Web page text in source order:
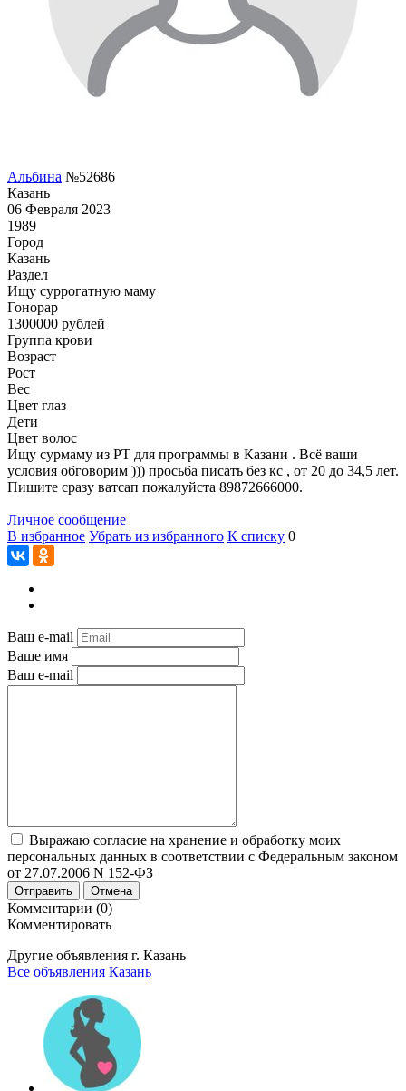
Альбина №52686
Казань
06 Февраля 2023
1989
Город
Казань
Раздел
Ищу суррогатную маму
Гонoрар
1300000 рублей
Группа крови
Возраст
Рост
Вес
Цвет глаз
Дети
Цвет волос
Ищу сурмаму из РТ для программы в Казани . Всё ваши
условия обговорим ))) просьба писать без кс , от 20 до 34,5 лет.
Пишите сразу ватсап пожалуйста 89872666000.
Личное сообщение
В избранное Убрать из избранного К списку 0
Ваш e-mail
Ваше имя
Ваш e-mail
Выражаю согласие на хранение и обработку моих
персональных данных в соответствии с Федеральным законом
от 27.07.2006 N 152-ФЗ
Отправить Отмена
Комментарии (0)
Комментировать
Другие объявления г. Казань
Все объявления Казань